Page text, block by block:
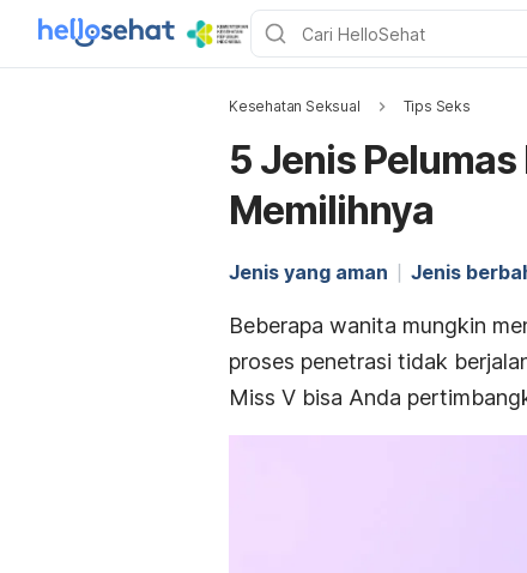
Kesehatan Seksual Tips Seks
5 Jenis
Memilihnya
Jenis yang aman Jenis
Beberapa wanita mungkin
proses penetrasi tidak
Miss V bisa Anda